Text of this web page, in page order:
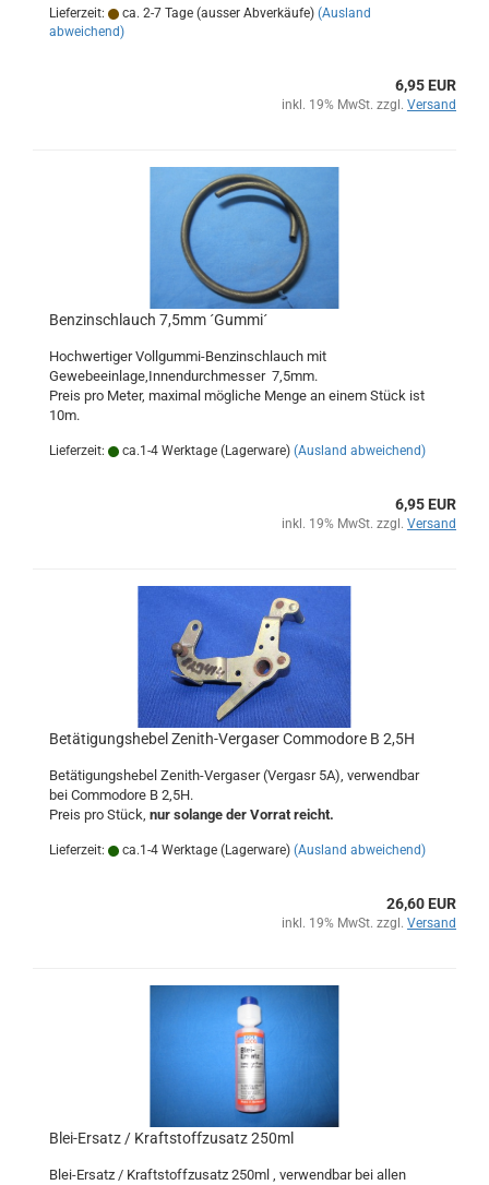
Lieferzeit: ca. 2-7 Tage (ausser Abverkäufe) (Ausland
abweichend)
6,95 EUR
inkl. 19% MwSt. zzgl. Versand
Benzinschlauch 7,5mm ´Gummi´
Hochwertiger Vollgummi-Benzinschlauch mit
Gewebeeinlage,Innendurchmesser 7,5mm.
Preis pro Meter, maximal mögliche Menge an einem Stück ist
10m.
Lieferzeit: ca.1-4 Werktage (Lagerware) (Ausland abweichend)
6,95 EUR
inkl. 19% MwSt. zzgl. Versand
Betätigungshebel Zenith-Vergaser Commodore B 2,5H
Betätigungshebel Zenith-Vergaser (Vergasr 5A), verwendbar
bei Commodore B 2,5H.
Preis pro Stück, nur solange der Vorrat reicht.
Lieferzeit: ca.1-4 Werktage (Lagerware) (Ausland abweichend)
26,60 EUR
inkl. 19% MwSt. zzgl. Versand
Blei-Ersatz / Kraftstoffzusatz 250ml
Blei-Ersatz / Kraftstoffzusatz 250ml , verwendbar bei allen